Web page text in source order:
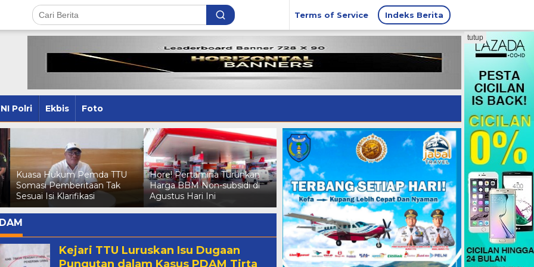
Terms of Service Indeks Berita
Polri Ekbis Foto
tutup
Kuasa Hukum Pemda TTU
Somasi Pemberitaan Tak
Sesuai Isi Klarifikasi
Hore! Pertamina Turunkan
Harga BBM Non-subsidi di
Agustus Hari Ini
OPINI: Mengurai Penalaran
Hukum dalam Putusan
Badan Kehormatan DPRD
TTU
Delegasi APINDO NTT
Rakernas APINDO 2026 di
Makassar
Kejari TTU Luruskan Isu Dugaan
Pungutan dalam Kasus PDAM Tirta